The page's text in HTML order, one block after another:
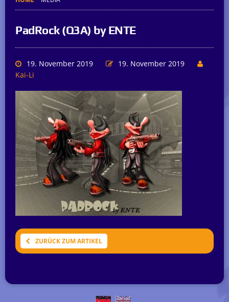
PadRock (Q3A) by ENTE
19. November 2019
19. November 2019
Kai-Li
ZURÜCK ZUM ARTIKEL